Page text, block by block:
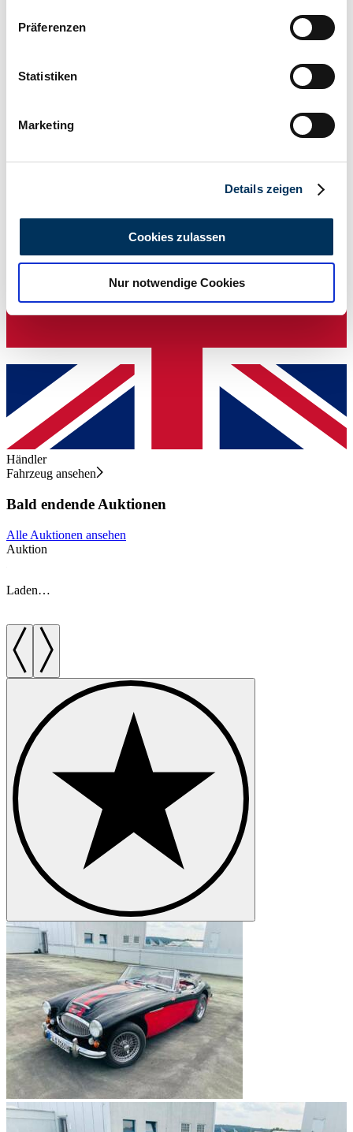
Informationen über Ihre geografische Lage
können
bestimmten Merkmalen (Fingerprinting) identifizieren
Erfahren Sie mehr darüber, wie Ihre persönlichen Daten
analysieren. Außerdem geben wir Informationen zu Ihrer
Verwendung unserer Website an unsere Partner für
soziale Medien, Werbung und Analysen weiter. Unsere
gesammelt haben.Datenschutzerklärung
Präferenzen
Statistiken
Marketing
Details zeigen
Cookies zulassen
Nur notwendige Cookies
Händler
Fahrzeug ansehen
Bald endende Auktionen
Alle Auktionen ansehen
Auktion
Laden…